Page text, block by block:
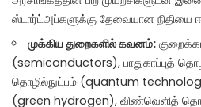
ஸ்டார்ட்அப்களுக்கு தேவையான நிதியை
முக்கிய துறைகளில் கவனம்:
(semiconductors), பாதுகாப்புத்
தொழில்நுட்பம் (quantum
(green hydrogen), விண்வெளித்